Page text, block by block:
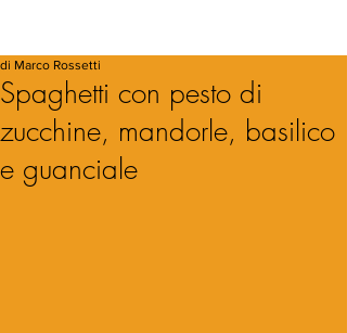
Spaghetti con pesto di
zucchine, mandorle, basilico
e guanciale
di Marco Rossetti